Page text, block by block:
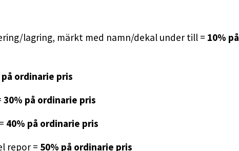
lagring, märkt med namn/dekal under till = 10% på
på ordinarie pris
30% på ordinarie pris
40% på ordinarie pris
repor = 50% på ordinarie pris